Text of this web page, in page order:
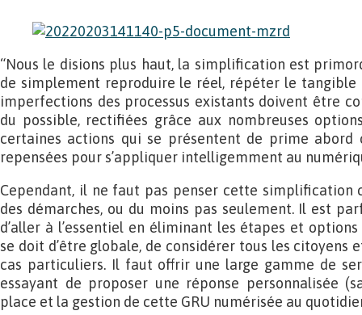
“Nous le disions plus haut, la simplification est
de simplement reproduire le réel, répéter le tangible
imperfections des processus existants doivent être
du possible, rectifiées grâce aux nombreuses
certaines actions qui se présentent de prime abord
repensées pour s’appliquer intelligemment au
Cependant, il ne faut pas penser cette simplification
des démarches, ou du moins pas seulement. Il est
d’aller à l’essentiel en éliminant les étapes et
se doit d’être globale, de considérer tous les citoyens
cas particuliers. Il faut offrir une large gamme de
essayant de proposer une réponse personnalisée
place et la gestion de cette GRU numérisée au